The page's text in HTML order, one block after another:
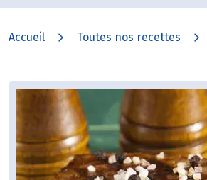
Accueil Toutes nos recettes